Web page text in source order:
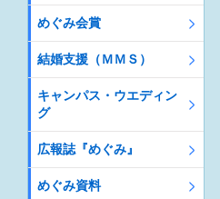
めぐみ会賞
結婚支援（ＭＭＳ）
キャンパス・ウエディン
グ
広報誌『めぐみ』
めぐみ資料